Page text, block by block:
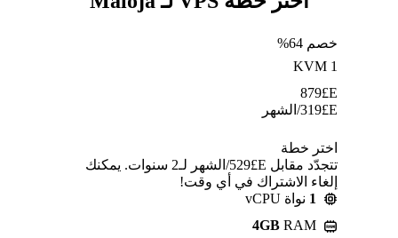
خصم 64%
KVM 1
E£
879
E£
319/الشهر
اختر خطة
تتجدّد مقابل E£⁦529⁩/الشهر لـ2 سنوات. يمكنك
إلغاء الاشتراك في أي وقت!
1 نواة vCPU
4GB RAM